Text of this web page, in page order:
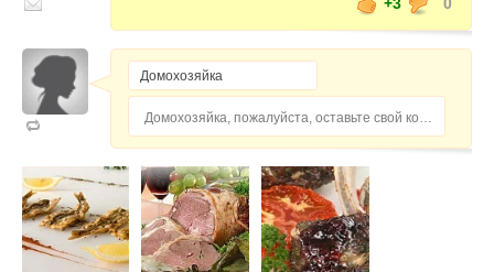
Домохозяйка, пожалуйста, оставьте свой комментарий...